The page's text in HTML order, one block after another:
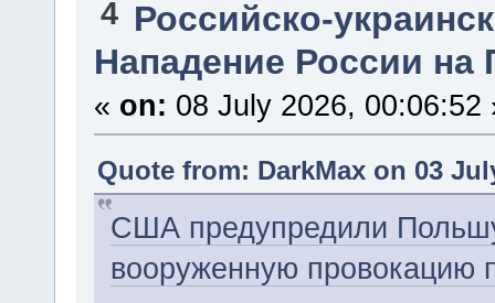
4 Российско-
Нападение России на
« on: 08 July 2026, 00:06:52
Quote from: DarkMax on 03
США предупредили
вооруженную провокацию